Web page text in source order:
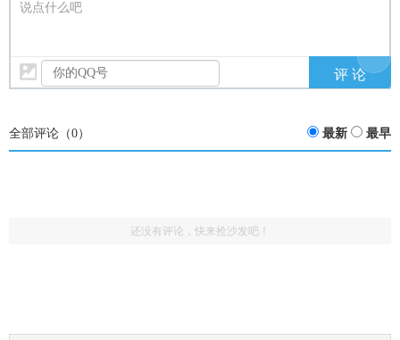
说点什么吧
全部评论（0） 最新 最早
还没有评论，快来抢沙发吧！